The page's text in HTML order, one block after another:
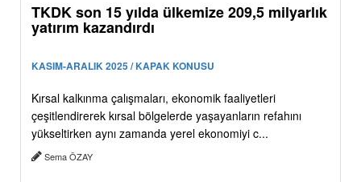
TKDK son 15 yılda ülkemize 209,5 milyarlık
yatırım kazandırdı
KASIM-ARALIK 2025 / KAPAK KONUSU
Kırsal kalkınma çalışmaları, ekonomik faaliyetleri
çeşitlendirerek kırsal bölgelerde yaşayanların refahını
yükseltirken aynı zamanda yerel ekonomiyi c...
Sema ÖZAY